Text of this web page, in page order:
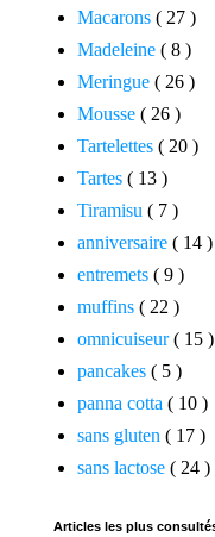
Macarons ( 27 )
Madeleine ( 8 )
Meringue ( 26 )
Mousse ( 26 )
Tartelettes ( 20 )
Tartes ( 13 )
Tiramisu ( 7 )
anniversaire ( 14 )
entremets ( 9 )
muffins ( 22 )
omnicuiseur( 15 )
pancakes ( 5 )
panna cotta ( 10 )
sans gluten ( 17 )
sans lactose ( 24 )
Articles les plus